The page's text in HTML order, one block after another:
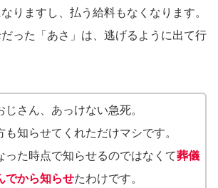
りますし、払う給料もなくなります。
った「あさ」は、逃げるように出て行
じさん、あっけない急死。
も知らせてくれただけマシです。
った時点で知らせるのではなくて葬儀
でから知らせたわけです。